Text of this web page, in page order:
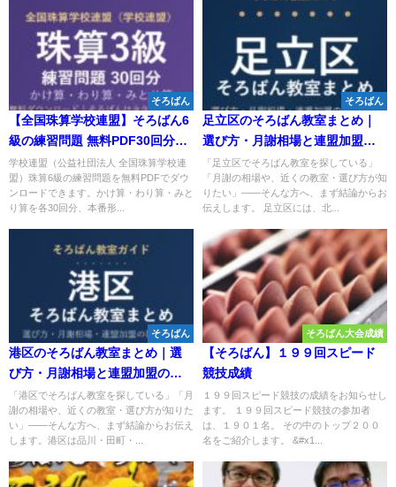
そろばん
【全国珠算学校連盟】そろばん6
級の練習問題 無料PDF30回分｜
検定対策🌸
学校連盟（公益社団法人 全国珠算学校連
盟）珠算6級の練習問題を無料PDFでダウ
ンロードできます。かけ算・わり算・みと
り算を各30回分、本番形...
そろばん
足立区のそろばん教室まとめ｜
選び方・月謝相場と連盟加盟の
教室一覧を完全ガイド🌸
「足立区でそろばん教室を探している」
「月謝の相場や、近くの教室・選び方が知
りたい」——そんな方へ、まず結論からお
伝えします。 足立区には、北...
そろばん
港区のそろばん教室まとめ｜選
び方・月謝相場と連盟加盟の教
室一覧を完全ガイド🌸
「港区でそろばん教室を探している」「月
謝の相場や、近くの教室・選び方が知りた
い」——そんな方へ、まず結論からお伝え
します。港区は品川・田町・...
そろばん大会成績
【そろばん】１９９回スピード
競技成績
１９９回スピード競技の成績をお知らせし
ます。 １９９回スピード競技の参加者
は、１９０１名。 その中のトップ２００
名をご紹介します。 &#x1...